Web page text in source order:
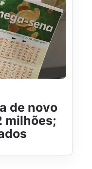
de novo
milhões;